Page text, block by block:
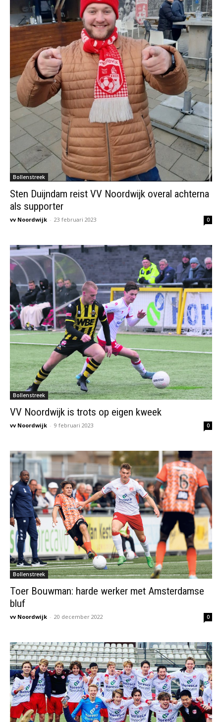
Bollenstreek
Sten Duijndam reist VV Noordwijk overal achterna
als supporter
vv Noordwijk - 23 februari 2023 0
Bollenstreek
VV Noordwijk is trots op eigen kweek
vv Noordwijk - 9 februari 2023 0
Bollenstreek
Toer Bouwman: harde werker met Amsterdamse
bluf
vv Noordwijk - 20 december 2022 0